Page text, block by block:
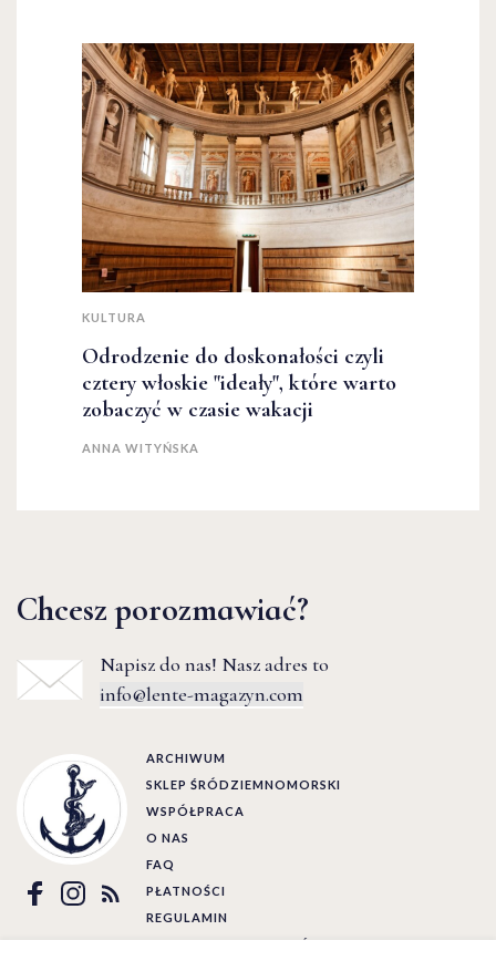
KULTURA
Odrodzenie do doskonałości czyli
cztery włoskie "ideały", które warto
zobaczyć w czasie wakacji
ANNA WITYŃSKA
Chcesz porozmawiać?
Napisz do nas! Nasz adres to
info@lente-magazyn.com
ARCHIWUM
SKLEP ŚRÓDZIEMNOMORSKI
WSPÓŁPRACA
O NAS
FAQ
PŁATNOŚCI
REGULAMIN
POLITYKA PRYWATNOŚCI